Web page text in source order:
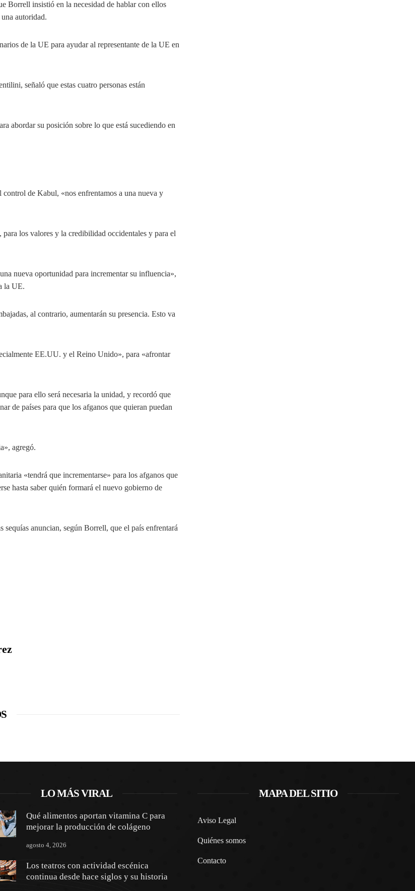
Borrell insistió en la necesidad de hablar con ellos
autoridad.
de la UE para ayudar al representante de la UE en
señaló que estas cuatro personas están
abordar su posición sobre lo que está sucediendo en
de Kabul, «nos enfrentamos a una nueva y
los valores y la credibilidad occidentales y para el
nueva oportunidad para incrementar su influencia»,
la UE.
al contrario, aumentarán su presencia. Esto va
EE.UU. y el Reino Unido», para «afrontar
para ello será necesaria la unidad, y recordó que
de países para que los afganos que quieran puedan
agregó.
«tendrá que incrementarse» para los afganos que
hasta saber quién formará el nuevo gobierno de
anuncian, según Borrell, que el país enfrentará
LO MÁS VIRAL
Qué alimentos aportan vitamina C para
mejorar la producción de colágeno
agosto 4, 2026
Los teatros con actividad escénica
continua desde hace siglos y su historia
MAPA DEL SITIO
Aviso Legal
Quiénes somos
Contacto